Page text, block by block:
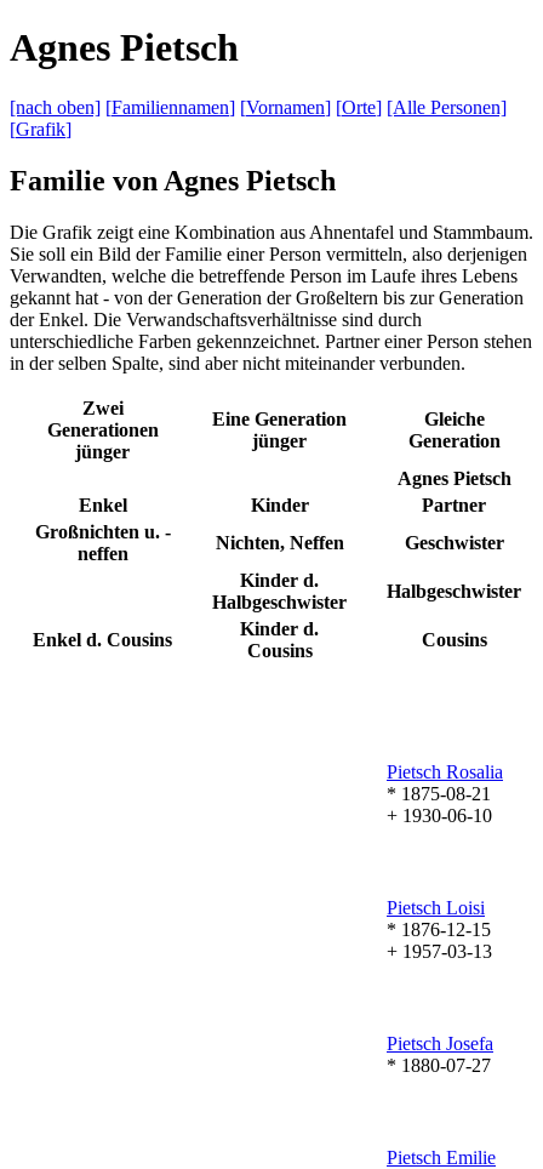
Agnes Pietsch
[nach oben] [Familiennamen] [Vornamen] [Orte] [Alle Personen]
[Grafik]
Familie von Agnes Pietsch
Die Grafik zeigt eine Kombination aus Ahnentafel und Stammbaum.
Sie soll ein Bild der Familie einer Person vermitteln, also derjenigen
Verwandten, welche die betreffende Person im Laufe ihres Lebens
gekannt hat - von der Generation der Großeltern bis zur Generation
der Enkel. Die Verwandschaftsverhältnisse sind durch
unterschiedliche Farben gekennzeichnet. Partner einer Person stehen
in der selben Spalte, sind aber nicht miteinander verbunden.
Zwei
Generationen
jünger
Eine Generation
jünger
Gleiche
Generation
Agnes Pietsch
Enkel
Kinder
Partner
Großnichten u. -
neffen
Nichten, Neffen
Geschwister
Kinder d.
Halbgeschwister
Halbgeschwister
Enkel d. Cousins
Kinder d.
Cousins
Cousins
Pietsch Rosalia
* 1875-08-21
+ 1930-06-10
Pietsch Loisi
* 1876-12-15
+ 1957-03-13
Pietsch Josefa
* 1880-07-27
Pietsch Emilie